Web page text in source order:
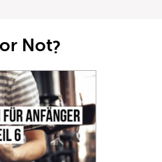
Not?